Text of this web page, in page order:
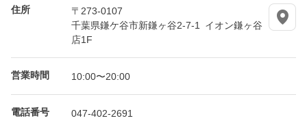
住所
〒273-0107
千葉県鎌ケ谷市新鎌ヶ谷2-7-1 イオン鎌ヶ谷
店1F
営業時間 10:00〜20:00
電話番号 047-402-2691